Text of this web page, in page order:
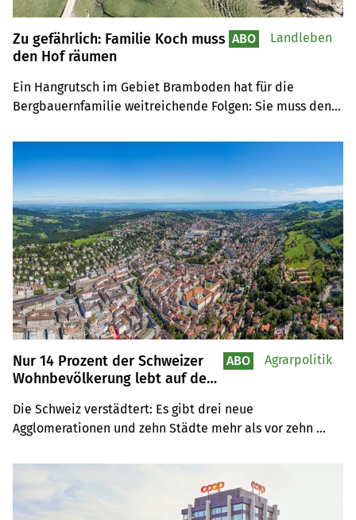
Zu gefährlich: Familie Koch muss
den Hof räumen
Ein Hangrutsch im Gebiet Bramboden hat für die
Bergbauernfamilie weitreichende Folgen: Sie muss den
ABO Landleben
Nur 14 Prozent der Schweizer
Wohnbevölkerung lebt auf dem
Die Schweiz verstädtert: Es gibt drei neue
Agglomerationen und zehn Städte mehr als vor zehn
ABO Agrarpolitik